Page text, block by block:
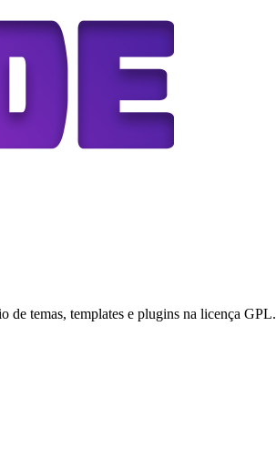
de temas, templates e plugins na licença GPL.